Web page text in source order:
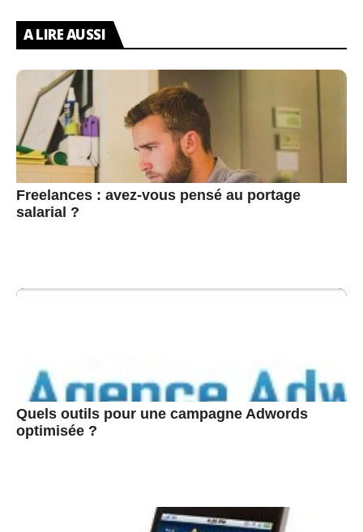
A LIRE AUSSI
Freelances : avez-vous pensé au portage
salarial ?
Quels outils pour une campagne Adwords
optimisée ?